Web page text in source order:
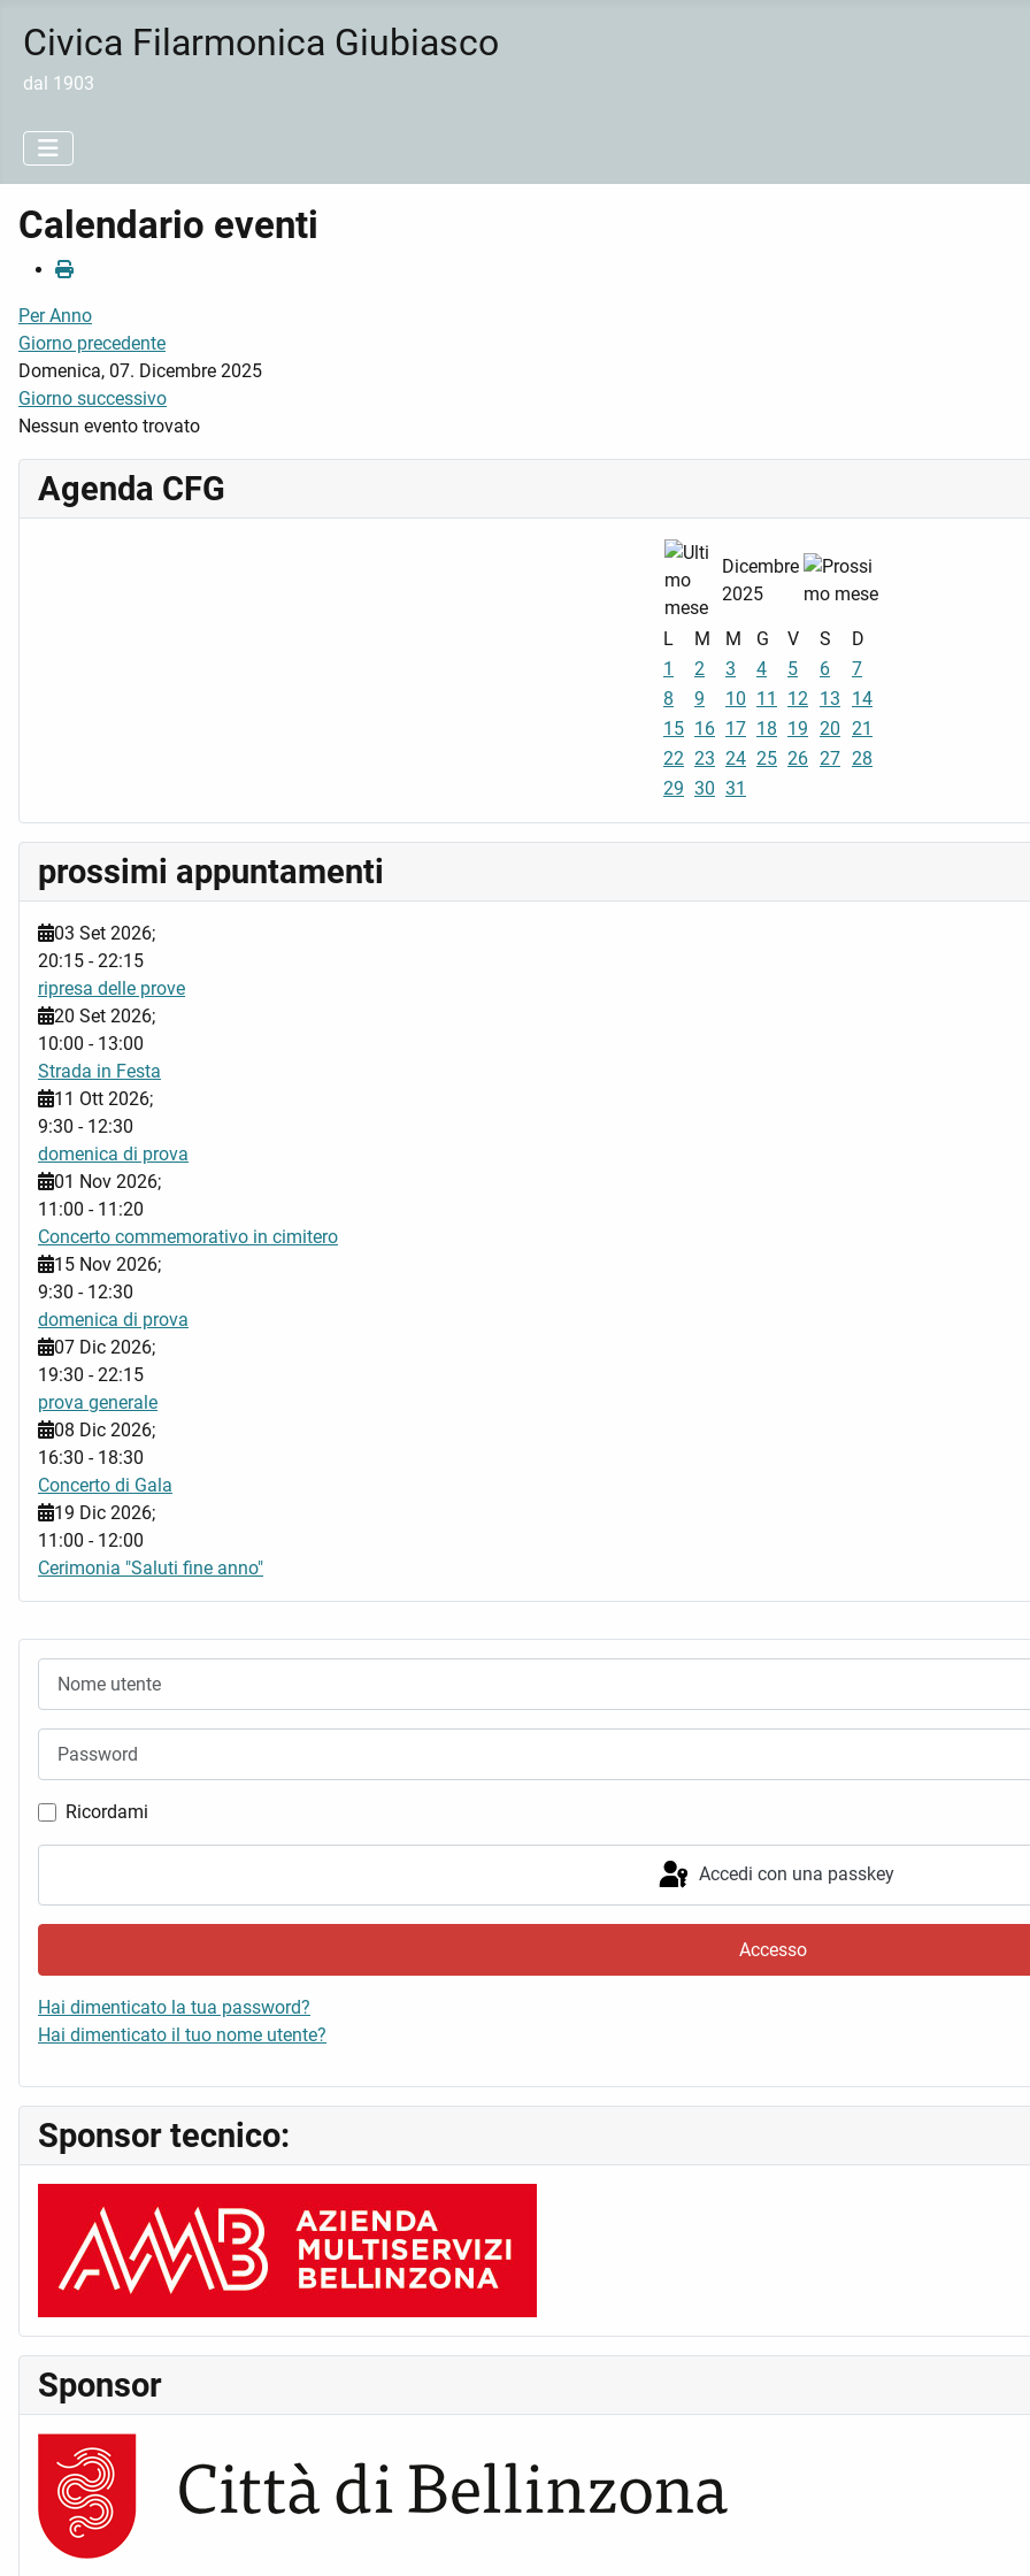
Civica Filarmonica Giubiasco
dal 1903
Ricordami
Accedi con una passkey
Accesso
Hai dimenticato la tua password?
Hai dimenticato il tuo nome utente?
Sponsor tecnico:
Sponsor
Calendario eventi
Per Anno
Giorno precedente
Domenica, 07. Dicembre 2025
Giorno successivo
Nessun evento trovato
Agenda CFG
Dicembre
2025
L M M G V S
D
1
2 3 4 5 6
7
8
9 10 11 12 13
14
15 16 17 18 19 20 21
22 23 24 25 26 27 28
29 30 31
prossimi appuntamenti
03 Set 2026;
20:15 -22:15
ripresa delle prove
20 Set 2026;
10:00 - 13:00
Strada in Festa
11 Ott 2026;
9:30 - 12:30
domenica di prova
01 Nov 2026;
11:00 - 11:20
Concerto commemorativo in cimitero
15 Nov 2026;
9:30 - 12:30
domenica di prova
07 Dic 2026;
19:30 -22:15
prova generale
08 Dic 2026;
16:30 - 18:30
Concerto di Gala
19 Dic 2026;
11:00 - 12:00
Cerimonia "Saluti fine anno"